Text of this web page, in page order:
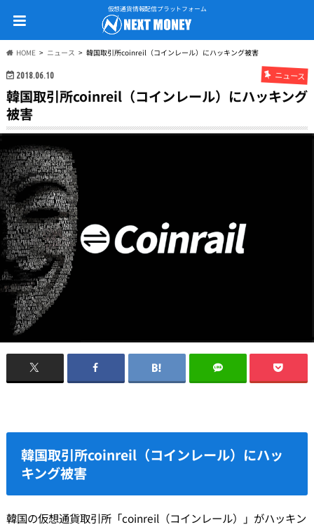
仮想通貨情報配信プラットフォーム
HOME ニュース 韓国取引所coinreil（コインレール）にハッキング被害
2018.06.10 ニュース
韓国取引所coinreil（コインレール）にハッキング
被害
韓国取引所coinreil（コインレール）にハッ
キング被害
韓国の仮想通貨取引所「coinreil（コインレール）」がハッキン